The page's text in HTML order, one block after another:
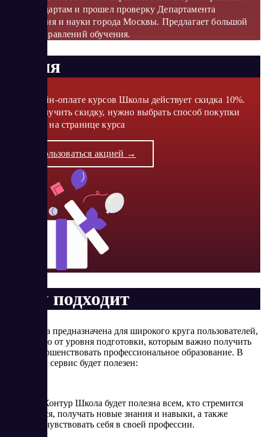
профстандартам и прошел проверку Департамента
образования и науки города Москвы. Предлагает большой
выбор направлений обучения.
Акция
При онлайн-оплате курсов Школы действует скидка 10%.
Чтобы получить скидку, нужно выбрать способ покупки
«Онлайн» на странице курса
Воспользоваться акцией →
Кому подходит
Программа предназначена для широкого круга пользователей,
независимо от уровня подготовки, которым важно получить
или усовершенствовать профессиональное образование. В
частности, сервис будет полезен:
В целом, Контур Школа будет полезна всем, кто стремится
развиваться, получать новые знания и навыки, а также
уверенно чувствовать себя в своей профессии.